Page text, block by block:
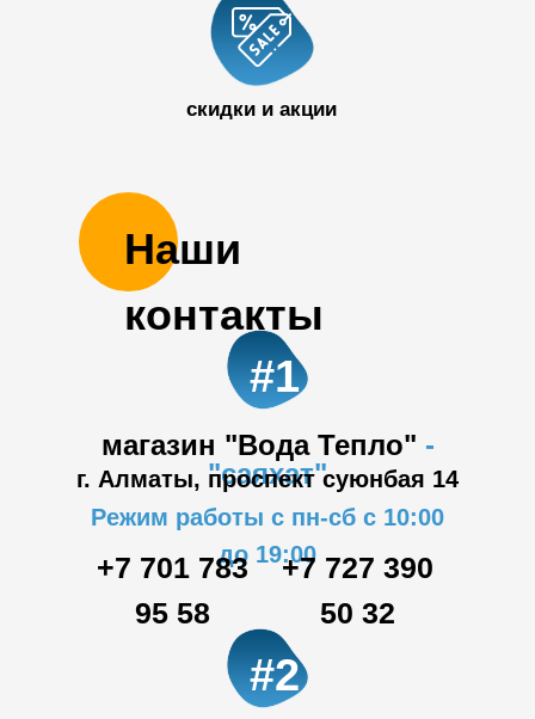
скидки и акции
Наши
контакты
магазин "Вода Тепло" -
"саяхат"
#1
г. Алматы, проспект суюнбая 14
Режим работы с пн-сб с 10:00
до 19:00
+7 701 783
95 58
50 32
#2
+7 727 390
50 32